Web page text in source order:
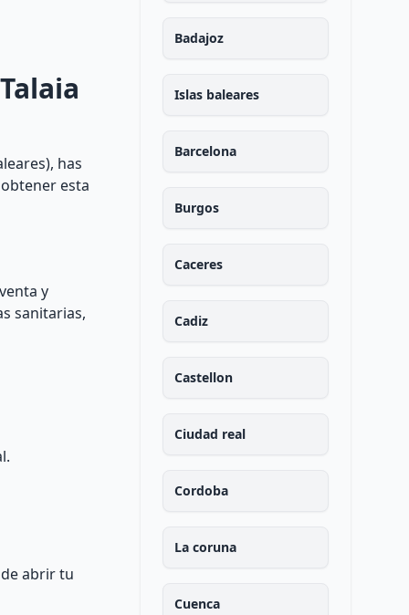
has
esta
y
sanitarias,
abrir tu
Badajoz
Islas baleares
Barcelona
Burgos
Caceres
Cadiz
Castellon
Ciudad real
Cordoba
La coruna
Cuenca